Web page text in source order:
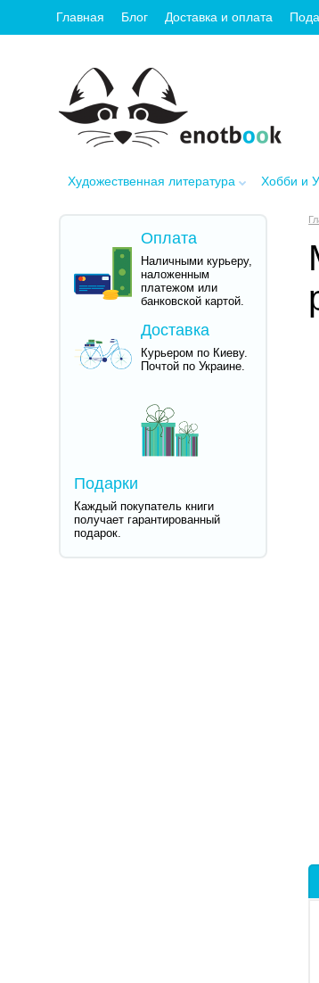
Главная Блог Доставка и оплата
Художественная литература Хобби и
Оплата
Наличными курьеру,
наложенным
платежом или
банковской картой.
Доставка
Курьером по Киеву.
Почтой по Украине.
Подарки
Каждый покупатель книги
получает гарантированный
подарок.